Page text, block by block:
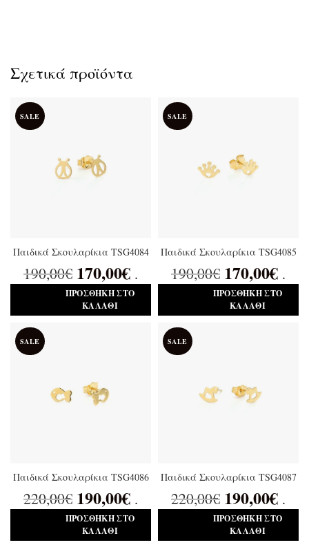
Σχετικά προϊόντα
SALE
Παιδικά Σκουλαρίκια TSG4084
190,00€ 170,00€ .
ΠΡΟΣΘΉΚΗ ΣΤΟ
ΚΑΛΆΘΙ
SALE
Παιδικά Σκουλαρίκια TSG4085
190,00€ 170,00€ .
ΠΡΟΣΘΉΚΗ ΣΤΟ
ΚΑΛΆΘΙ
SALE
Παιδικά Σκουλαρίκια TSG4086
220,00€ 190,00€ .
ΠΡΟΣΘΉΚΗ ΣΤΟ
ΚΑΛΆΘΙ
SALE
Παιδικά Σκουλαρίκια TSG4087
220,00€ 190,00€ .
ΠΡΟΣΘΉΚΗ ΣΤΟ
ΚΑΛΆΘΙ